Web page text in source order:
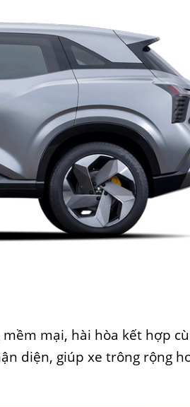
mại, hài hòa kết hợp
diện, giúp xe trông rộng